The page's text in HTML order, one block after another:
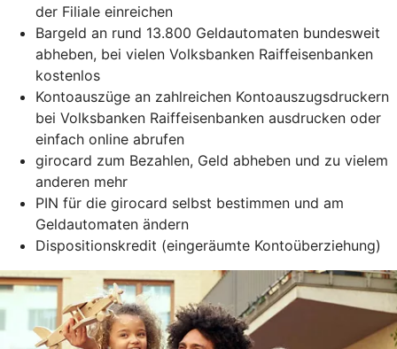
der Filiale einreichen
Bargeld an rund 13.800 Geldautomaten bundesweit
abheben, bei vielen Volksbanken Raiffeisenbanken
kostenlos
Kontoauszüge an zahlreichen Kontoauszugsdruckern
bei Volksbanken Raiffeisenbanken ausdrucken oder
einfach online abrufen
girocard zum Bezahlen, Geld abheben und zu vielem
anderen mehr
PIN für die girocard selbst bestimmen und am
Geldautomaten ändern
Dispositionskredit (eingeräumte Kontoüberziehung)